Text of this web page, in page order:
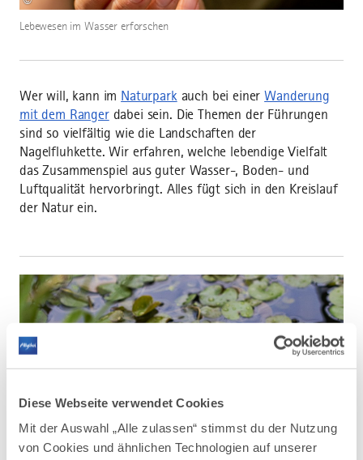
Diese Webseite verwendet Cookies
Mit der Auswahl „Alle zulassen“ stimmst du der Nutzung
von Cookies und ähnlichen Technologien auf unserer
Lebewesen im Wasser erforschen
Wer will, kann im Naturparkauch bei einerWanderung
mit dem Rangerdabei sein. Die Themen der Führungen
sind so vielfältig wie die Landschaften der
Nagelfluhkette. Wir erfahren, welche lebendige Vielfalt
das Zusammenspiel aus guter Wasser-, Boden- und
Luftqualität hervorbringt. Alles fügt sich in den Kreislauf
der Natur ein.